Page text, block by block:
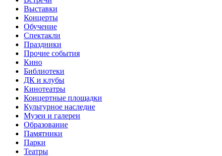
Выставки
Концерты
Обучение
Спектакли
Праздники
Прочие события
Кино
Библиотеки
ДК и клубы
Кинотеатры
Концертные площадки
Культурное наследие
Музеи и галереи
Образование
Памятники
Парки
Театры